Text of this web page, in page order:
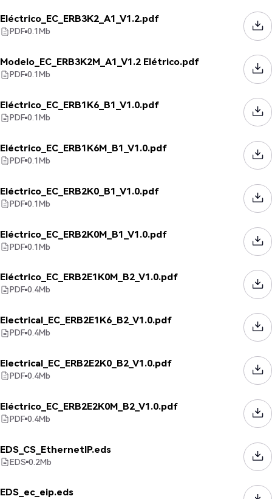
Eléctrico_EC_ERB3K2_A1_V1.2.pdf
PDF 0.1Mb
Modelo_EC_ERB3K2M_A1_V1.2 Elétrico.pdf
PDF 0.1Mb
Eléctrico_EC_ERB1K6_B1_V1.0.pdf
PDF 0.1Mb
Eléctrico_EC_ERB1K6M_B1_V1.0.pdf
PDF 0.1Mb
Eléctrico_EC_ERB2K0_B1_V1.0.pdf
PDF 0.1Mb
Eléctrico_EC_ERB2K0M_B1_V1.0.pdf
PDF 0.1Mb
Eléctrico_EC_ERB2E1K0M_B2_V1.0.pdf
PDF 0.4Mb
Electrical_EC_ERB2E1K6_B2_V1.0.pdf
PDF 0.4Mb
Electrical_EC_ERB2E2K0_B2_V1.0.pdf
PDF 0.4Mb
Eléctrico_EC_ERB2E2K0M_B2_V1.0.pdf
PDF 0.4Mb
EDS_CS_EthernetIP.eds
EDS 0.2Mb
EDS_ec_eip.eds